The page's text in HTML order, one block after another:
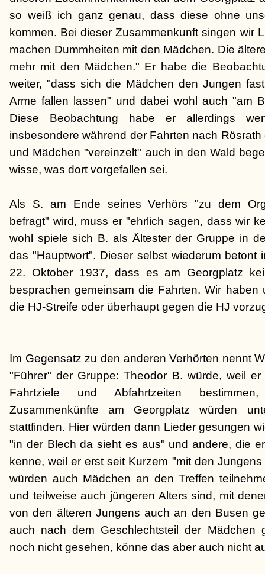
so weiß ich ganz genau, dass diese ohne
kommen. Bei dieser Zusammenkunft singen wir
machen Dummheiten mit den Mädchen. Die
mehr mit den Mädchen." Er habe die
weiter, "dass sich die Mädchen den Jungen
Arme fallen lassen" und dabei wohl auch "am
Diese Beobachtung habe er allerdings
insbesondere während der Fahrten nach
und Mädchen "vereinzelt" auch in den Wald
wisse, was dort vorgefallen sei.
Als S. am Ende seines Verhörs "zu dem
befragt" wird, muss er "ehrlich sagen, dass wir
wohl spiele sich B. als Ältester der Gruppe in
das "Hauptwort". Dieser selbst wiederum betont
22. Oktober 1937, dass es am Georgplatz
besprachen gemeinsam die Fahrten. Wir
die HJ-Streife oder überhaupt gegen die HJ
Im Gegensatz zu den anderen Verhörten nennt
"Führer" der Gruppe: Theodor B. würde, weil
Fahrtziele und Abfahrtzeiten
Zusammenkünfte am Georgplatz würden
stattfinden. Hier würden dann Lieder gesungen
"in der Blech da sieht es aus" und andere, die
kenne, weil er erst seit Kurzem "mit den
würden auch Mädchen an den Treffen
und teilweise auch jüngeren Alters sind, mit
von den älteren Jungens auch an den Busen
auch nach dem Geschlechtsteil der Mädchen
noch nicht gesehen, könne das aber auch nicht